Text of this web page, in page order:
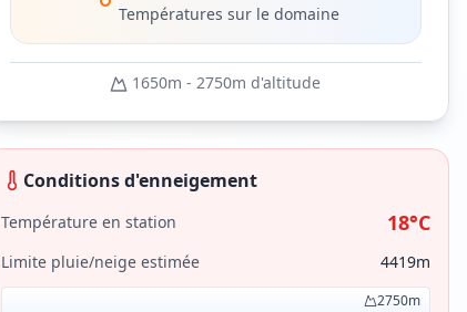
Températures sur le domaine
1650m -2750m d'altitude
Conditions d'enneigement
Température en station 18°C
Limite pluie/neige estimée 4419m
2750m